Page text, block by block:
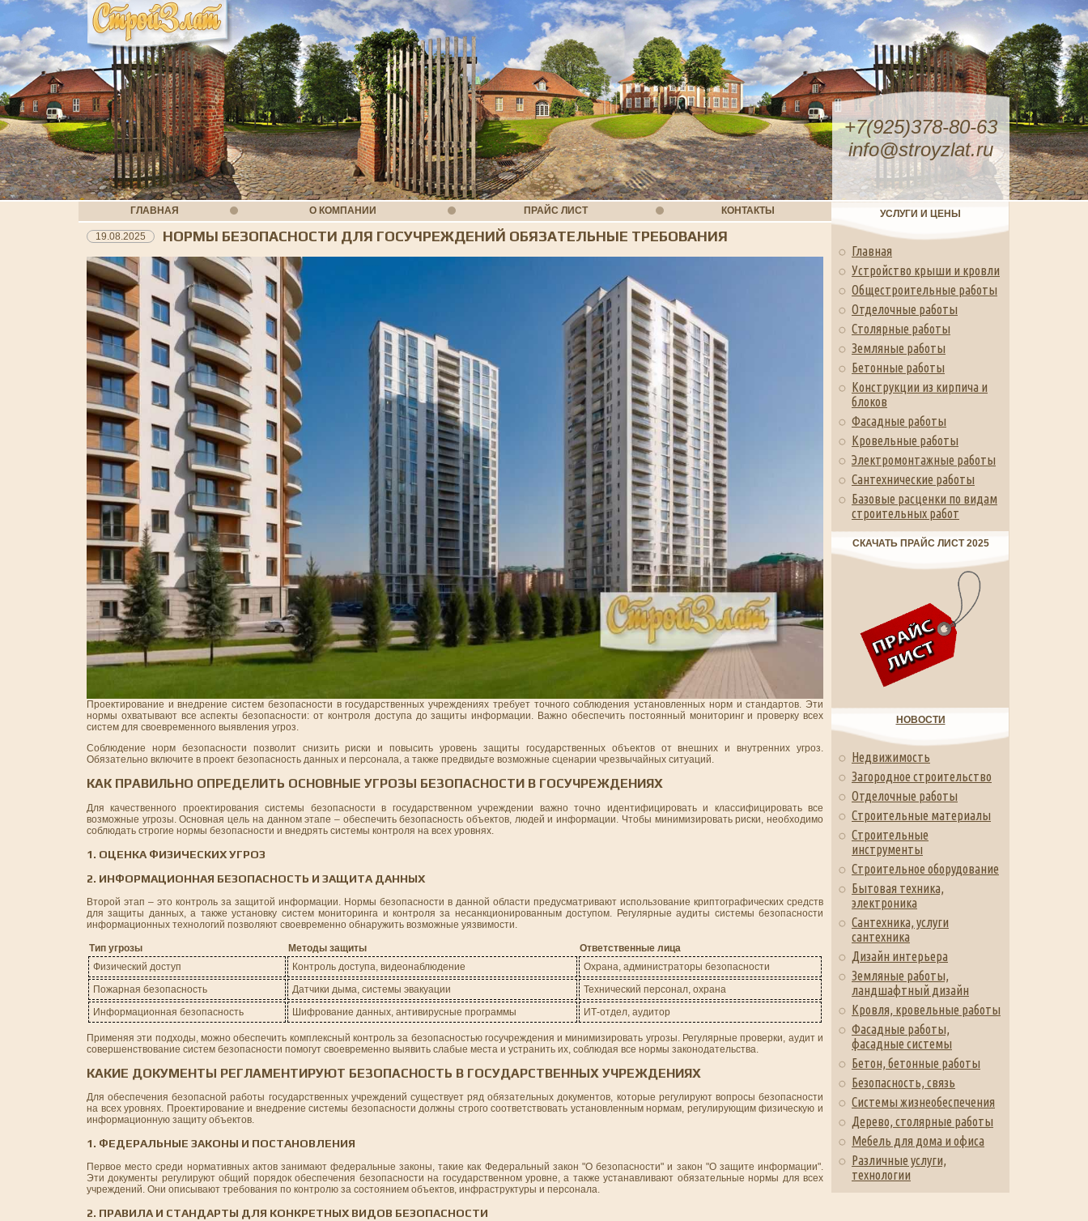
+7(925)378-80-63
info@stroyzlat.ru
ГЛАВНАЯ О КОМПАНИИ ПРАЙС ЛИСТ КОНТАКТЫ
19.08.2025 НОРМЫ БЕЗОПАСНОСТИ ДЛЯ ГОСУЧРЕЖДЕНИЙ ОБЯЗАТЕЛЬНЫЕ ТРЕБОВАНИЯ
Проектирование и внедрение систем безопасности в государственных учреждениях требует точного соблюдения установленных норм и стандартов. Эти
нормы охватывают все аспекты безопасности: от контроля доступа до защиты информации. Важно обеспечить постоянный мониторинг и проверку всех
систем для своевременного выявления угроз.
Соблюдение норм безопасности позволит снизить риски и повысить уровень защиты государственных объектов от внешних и внутренних угроз.
Обязательно включите в проект безопасность данных и персонала, а также предвидьте возможные сценарии чрезвычайных ситуаций.
КАК ПРАВИЛЬНО ОПРЕДЕЛИТЬ ОСНОВНЫЕ УГРОЗЫ БЕЗОПАСНОСТИ В ГОСУЧРЕЖДЕНИЯХ
Для качественного проектирования системы безопасности в государственном учреждении важно точно идентифицировать и классифицировать все
возможные угрозы. Основная цель на данном этапе – обеспечить безопасность объектов, людей и информации. Чтобы минимизировать риски, необходимо
соблюдать строгие нормы безопасности и внедрять системы контроля на всех уровнях.
1. ОЦЕНКА ФИЗИЧЕСКИХ УГРОЗ
2. ИНФОРМАЦИОННАЯ БЕЗОПАСНОСТЬ И ЗАЩИТА ДАННЫХ
Второй этап – это контроль за защитой информации. Нормы безопасности в данной области предусматривают использование криптографических средств
для защиты данных, а также установку систем мониторинга и контроля за несанкционированным доступом. Регулярные аудиты системы безопасности
информационных технологий позволяют своевременно обнаружить возможные уязвимости.
Тип угрозы Методы защиты
Ответственные лица
Физический доступ
Контроль доступа, видеонаблюдение
Охрана, администраторы безопасности
Пожарная безопасность
Датчики дыма, системы эвакуации
Технический персонал, охрана
Информационная безопасность
Шифрование данных, антивирусные программы ИТ-отдел, аудитор
Применяя эти подходы, можно обеспечить комплексный контроль за безопасностью госучреждения и минимизировать угрозы. Регулярные проверки, аудит и
совершенствование систем безопасности помогут своевременно выявить слабые места и устранить их, соблюдая все нормы законодательства.
КАКИЕ ДОКУМЕНТЫ РЕГЛАМЕНТИРУЮТ БЕЗОПАСНОСТЬ В ГОСУДАРСТВЕННЫХ УЧРЕЖДЕНИЯХ
Для обеспечения безопасной работы государственных учреждений существует ряд обязательных документов, которые регулируют вопросы безопасности
на всех уровнях. Проектирование и внедрение системы безопасности должны строго соответствовать установленным нормам, регулирующим физическую и
информационную защиту объектов.
1. ФЕДЕРАЛЬНЫЕ ЗАКОНЫ И ПОСТАНОВЛЕНИЯ
Первое место среди нормативных актов занимают федеральные законы, такие как Федеральный закон "О безопасности" и закон "О защите информации".
Эти документы регулируют общий порядок обеспечения безопасности на государственном уровне, а также устанавливают обязательные нормы для всех
учреждений. Они описывают требования по контролю за состоянием объектов, инфраструктуры и персонала.
2. ПРАВИЛА И СТАНДАРТЫ ДЛЯ КОНКРЕТНЫХ ВИДОВ БЕЗОПАСНОСТИ
УСЛУГИ И ЦЕНЫ
Главная
Устройство крыши и кровли
Общестроительные работы
Отделочные работы
Столярные работы
Земляные работы
Бетонные работы
Конструкции из кирпича и
блоков
Фасадные работы
Кровельные работы
Электромонтажные работы
Сантехнические работы
Базовые расценки по видам
строительных работ
СКАЧАТЬ ПРАЙС ЛИСТ 2025
НОВОСТИ
Недвижимость
Загородное строительство
Отделочные работы
Строительные материалы
Строительные
инструменты
Строительное оборудование
Бытовая техника,
электроника
Сантехника, услуги
сантехника
Дизайн интерьера
Земляные работы,
ландшафтный дизайн
Кровля, кровельные работы
Фасадные работы,
фасадные системы
Бетон, бетонные работы
Безопасность, связь
Системы жизнеобеспечения
Дерево, столярные работы
Мебель для дома и офиса
Различные услуги,
технологии